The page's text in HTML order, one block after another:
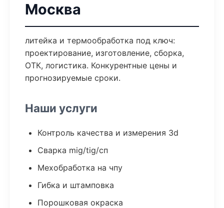
Москва
литейка и термообработка под ключ:
проектирование, изготовление, сборка,
ОТК, логистика. Конкурентные цены и
прогнозируемые сроки.
Наши услуги
Контроль качества и измерения 3d
Сварка mig/tig/сп
Мехобработка на чпу
Гибка и штамповка
Порошковая окраска